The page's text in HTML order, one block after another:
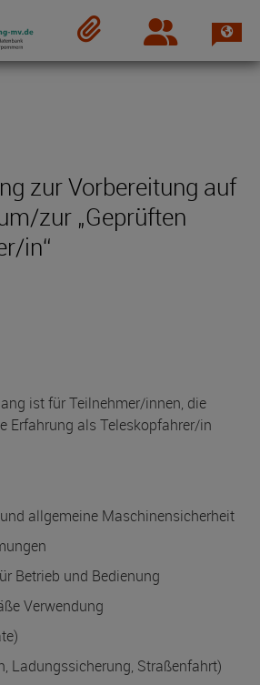
Login
zur Vorbereitung auf
zur „Geprüften
in“
ist für Teilnehmer/innen, die
Erfahrung als Teleskopfahrer/in
allgemeine Maschinensicherheit
Betrieb und Bedienung
Verwendung
Ladungssicherung, Straßenfahrt)